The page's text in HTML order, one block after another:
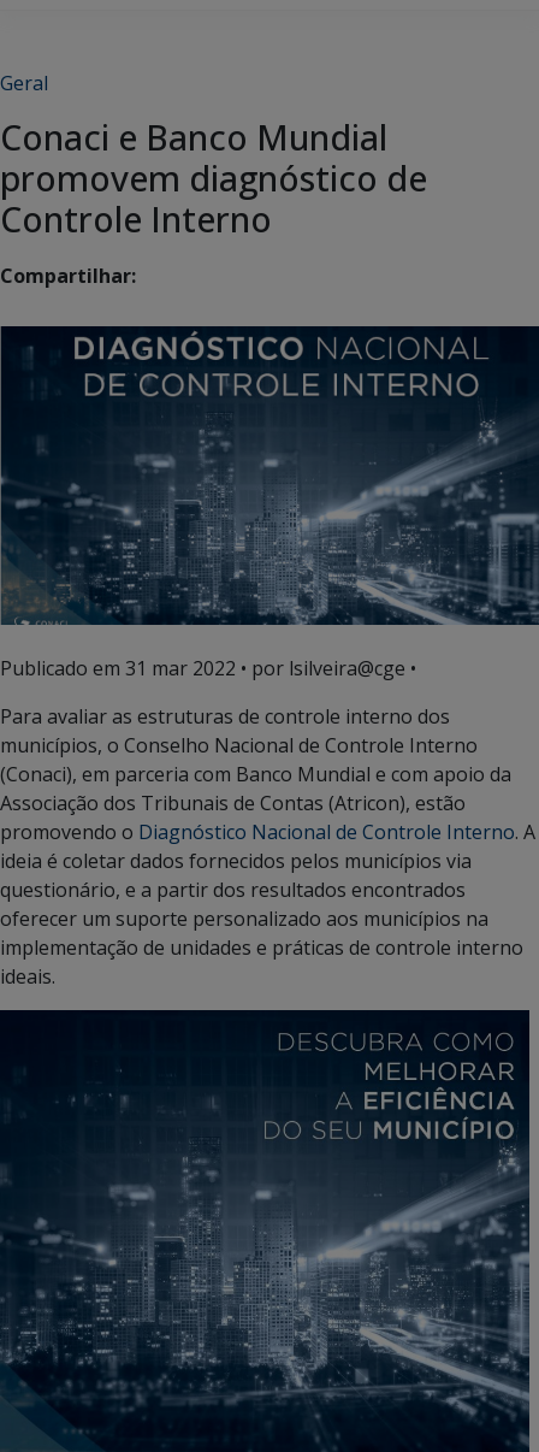
Geral
Conaci e Banco Mundial
promovem diagnóstico de
Controle Interno
Compartilhar:
Publicado em 31 mar 2022 • por lsilveira@cge •
Para avaliar as estruturas de controle interno dos
municípios, o Conselho Nacional de Controle Interno
(Conaci), em parceria com Banco Mundial e com apoio da
Associação dos Tribunais de Contas (Atricon), estão
promovendo o Diagnóstico Nacional de Controle Interno. A
ideia é coletar dados fornecidos pelos municípios via
questionário, e a partir dos resultados encontrados
oferecer um suporte personalizado aos municípios na
implementação de unidades e práticas de controle interno
ideais.